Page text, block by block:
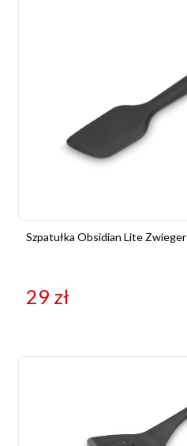
Szpatułka Obsidian Lite Zwieger
29 zł